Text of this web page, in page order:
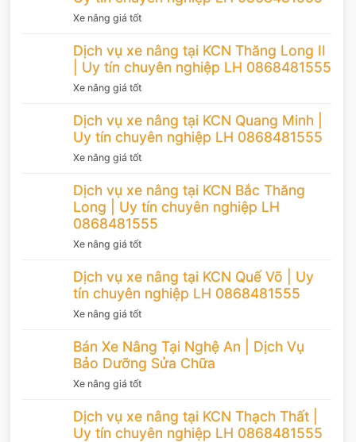
Xe nâng giá tốt
Dịch vụ xe nâng tại KCN Thăng Long II
| Uy tín chuyên nghiệp LH 0868481555
Xe nâng giá tốt
Dịch vụ xe nâng tại KCN Quang Minh |
Uy tín chuyên nghiệp LH 0868481555
Xe nâng giá tốt
Dịch vụ xe nâng tại KCN Bắc Thăng
Long | Uy tín chuyên nghiệp LH
0868481555
Xe nâng giá tốt
Dịch vụ xe nâng tại KCN Quế Võ | Uy
tín chuyên nghiệp LH 0868481555
Xe nâng giá tốt
Bán Xe Nâng Tại Nghệ An | Dịch Vụ
Bảo Dưỡng Sửa Chữa
Xe nâng giá tốt
Dịch vụ xe nâng tại KCN Thạch Thất |
Uy tín chuyên nghiệp LH 0868481555